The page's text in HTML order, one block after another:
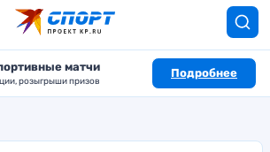
матчи
розыгрыши призов
Подробнее